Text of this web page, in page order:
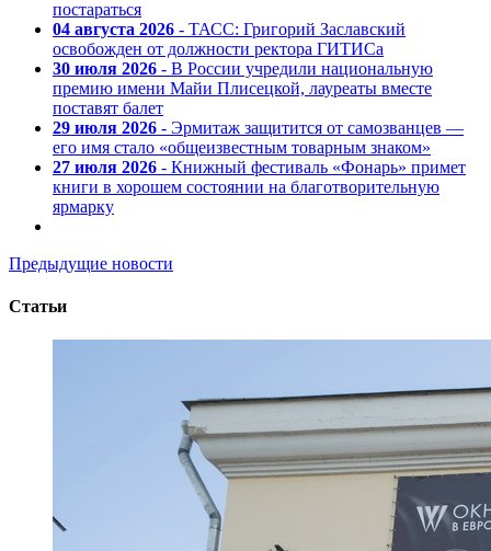
постараться
04 августа 2026 - ТАСС: Григорий Заславский
освобожден от должности ректора ГИТИСа
30 июля 2026 - В России учредили национальную
премию имени Майи Плисецкой, лауреаты вместе
поставят балет
29 июля 2026 - Эрмитаж защитится от самозванцев —
его имя стало «общеизвестным товарным знаком»
27 июля 2026 - Книжный фестиваль «Фонарь» примет
книги в хорошем состоянии на благотворительную
ярмарку
Предыдущие новости
Статьи